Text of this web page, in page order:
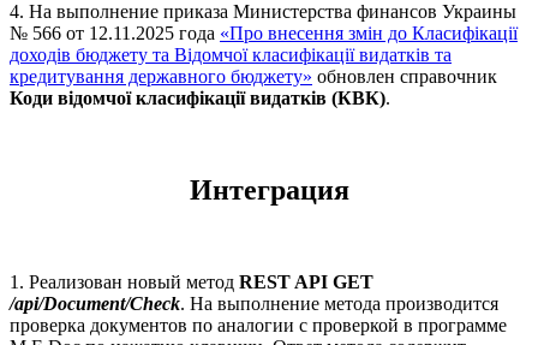
4. На выполнение приказа Министерства финансов Украины
№ 566 от 12.11.2025 года «Про внесення змін до Класифікації
доходів бюджету та Відомчої класифікації видатків та
кредитування державного бюджету» обновлен справочник
Коди відомчої класифікації видатків (КВК).
Интеграция
1. Реализован новый метод REST API GET
/api/Document/Check. На выполнение метода производится
проверка документов по аналогии с проверкой в программе